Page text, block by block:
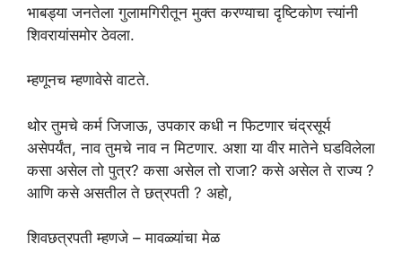
भाबड्या जनतेला गुलामगिरीतून मुक्त करण्याचा दृष्टिकोण त्त्यांनी
शिवरायांसमोर ठेवला.
म्हणूनच म्हणावेसे वाटते.
थोर तुमचे कर्म जिजाऊ, उपकार कधी न फिटणार चंद्रसूर्य
असेपर्यंत, नाव तुमचे नाव न मिटणार. अशा या वीर मातेने घडविलेला
कसा असेल तो पुत्र? कसा असेल तो राजा? कसे असेल ते राज्य ?
आणि कसे असतील ते छत्रपती ? अहो,
शिवछत्रपती म्हणजे – मावळ्यांचा मेळ